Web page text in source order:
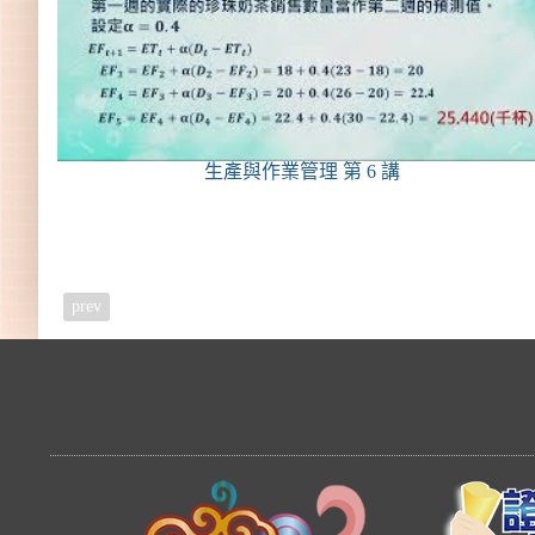
生產與作業管理 第 6 講
prev